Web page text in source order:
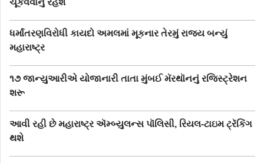
ધર્માંતરણવિરોધી કાયદો અમલમાં મૂકનાર તેરમું રાજ્ય બન્યું
મહારાષ્ટ્ર
૧૭ જાન્યુઆરીએ યોજાનારી તાતા મુંબઈ મૅરથૉનનું રજિસ્ટ્રેશન
શરૂ
આવી રહી છે મહારાષ્ટ્ર ઍમ્બ્યુલન્સ પૉલિસી, રિયલ-ટાઇમ ટ્રૅકિંગ
થશે